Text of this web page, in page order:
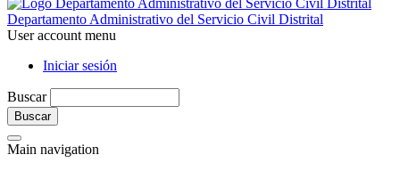
Departamento Administrativo del Servicio Civil Distrital
User account menu
Iniciar sesión
Buscar
Main navigation